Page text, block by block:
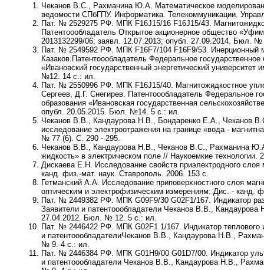
Чеканов В.С., Рахманина Ю.А. Математическое
ведомости СПбГПУ. Информатика. Телекоммуникации.
Пат. № 2529275 РФ. МПК F16J15/16 F16J15/43.
Патентоообладатель Открытое акционерное общество
2013132299/06; заявл. 12.07.2013; опубл. 27.09.2014 . Бюл. №
Пат. № 2549592 РФ. МПК F16F7/104 F16F9/53. Инерционный
Казаков. Патентоообладатель Федеральное
«Ивановский государственный энергетический
№12. 14 с.: ил.
Пат. № 2550996 РФ. МПК F16J15/40. Магнитожидкостное
Сергеев, Д.Г. Снегирев. Патентоообладатель Федеральное
образования «Ивановская государственная
опубл. 20.05.2015. Бюл. №14. 5 с.: ил.
Чеканов В.В., Кандаурова Н.В., Бондаренко Е.А., Чеканов
исследование электроотражения на границе «вода -
№ 77 (6). С. 290 - 295.
Чеканов В.В., Кандаурова Н.В., Чеканов В.С., Рахманина
жидкость» в электрическом поле // Наукоемкие
Дискаева Е.Н. Исследование свойств приэлектродного
канд. физ.-мат. наук. Ставрополь. 2006. 153 с.
Гетманский А.А. Исследование приповерхностного слоя
оптическим и электрофизическим измерениям: Дис. - канд.
Пат. № 2449382 РФ. МПК G09F9/30 G02F1/167. Индикатор
Заявители и патентоообладатели Чеканов В.В.,
27.04.2012. Бюл. № 12. 5 с.: ил.
Пат. № 2446422 РФ. МПК G02F1 1/167. Индикатор теплового
и патентоообладателиЧеканов В.В., Кандаурова Н.В.,
№ 9. 4 с.: ил.
Пат. № 2446384 РФ. МПК G01H9/00 G01D7/00. Индикатор
и патентоообладатели Чеканов В.В., Кандаурова Н.В.,